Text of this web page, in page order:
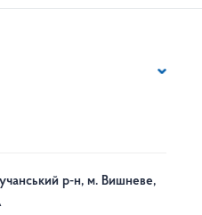
р-н, м. Вишневе,